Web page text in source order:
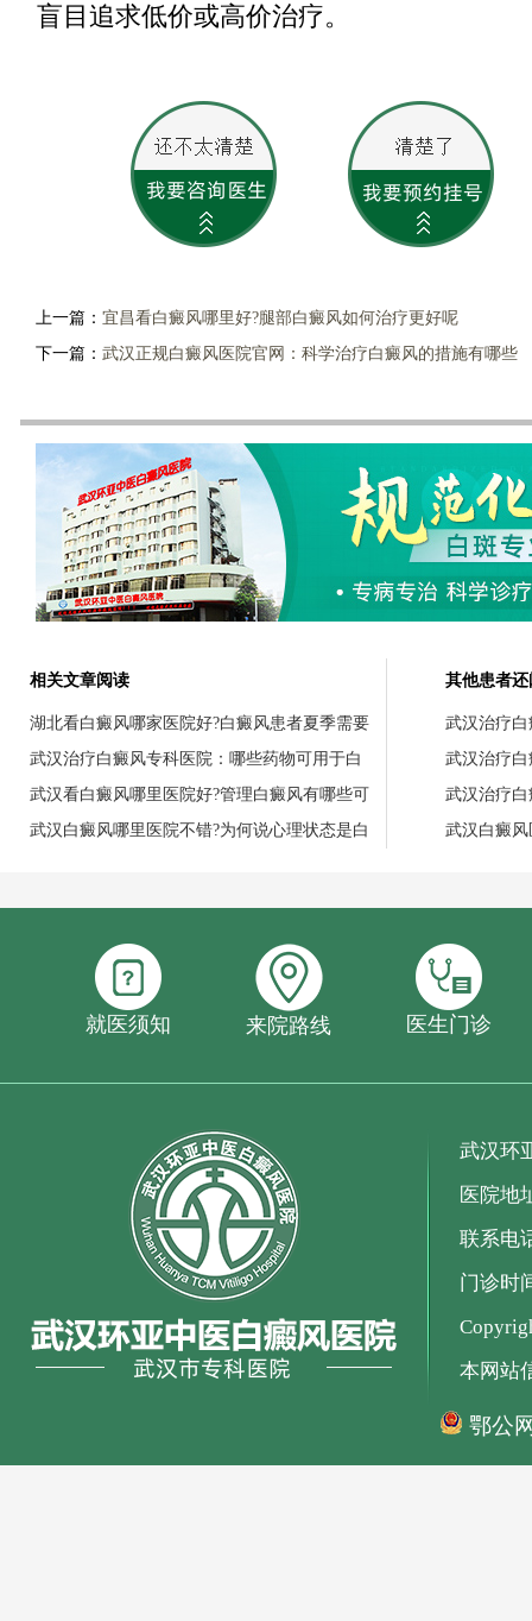
盲目追求低价或高价治疗。
上一篇： 宜昌看白癜风哪里好?腿部白癜风如何治疗更好呢
下一篇： 武汉正规白癜风医院官网：科学治疗白癜风的措施有哪些
相关文章阅读
湖北看白癜风哪家医院好?白癜风患者夏季需要
武汉治疗白癜风专科医院：哪些药物可用于白
武汉看白癜风哪里医院好?管理白癜风有哪些可
武汉白癜风哪里医院不错?为何说心理状态是白
其他患者
武汉治疗
武汉治疗
武汉治疗
武汉白癜
就医须知 来院路线 医生门诊
武汉环
医院地
联系电
门诊时
本网站
鄂公